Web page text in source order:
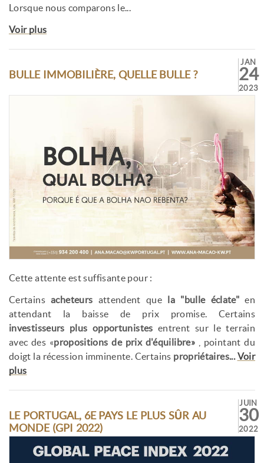
Lorsque nous comparons le...
Voir plus
BULLE IMMOBILIÈRE, QUELLE BULLE ?
JAN
24
2023
Cette attente est suffisante pour :
Certainsacheteurs attendent que la "bulle éclate" en
attendant la baisse de prix promise. Certains
investisseurs plus opportunistes entrent sur le terrain
avec des «propositions de prix d'équilibre» , pointant du
doigt la récession imminente. Certains propriétaires... Voir
plus
LE PORTUGAL, 6E PAYS LE PLUS SÛR AU
MONDE (GPI 2022)
JUIN
30
2022